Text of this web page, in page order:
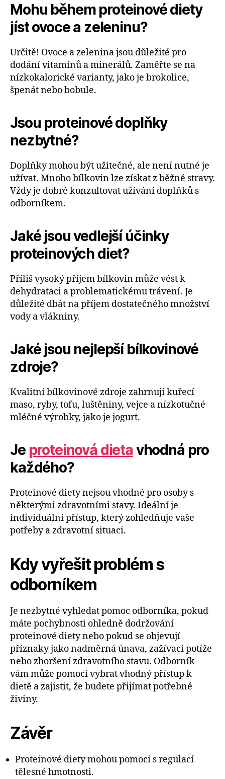
Mohu během proteinové diety
jíst ovoce a zeleninu?
Určitě! Ovoce a zelenina jsou důležité pro
dodání vitamínů a minerálů. Zaměřte se na
nízkokalorické varianty, jako je brokolice,
špenát nebo bobule.
Jsou proteinové doplňky
nezbytné?
Doplňky mohou být užitečné, ale není nutné je
užívat. Mnoho bílkovin lze získat z běžné stravy.
Vždy je dobré konzultovat užívání doplňků s
odborníkem.
Jaké jsou vedlejší účinky
proteinových diet?
Příliš vysoký příjem bílkovin může vést k
dehydrataci a problematickému trávení. Je
důležité dbát na příjem dostatečného množství
vody a vlákniny.
Jaké jsou nejlepší bílkovinové
zdroje?
Kvalitní bílkovinové zdroje zahrnují kuřecí
maso, ryby, tofu, luštěniny, vejce a nízkotučné
mléčné výrobky, jako je jogurt.
Je proteinová dieta vhodná pro
každého?
Proteinové diety nejsou vhodné pro osoby s
některými zdravotními stavy. Ideální je
individuální přístup, který zohledňuje vaše
potřeby a zdravotní situaci.
Kdy vyřešit problém s
odborníkem
Je nezbytné vyhledat pomoc odborníka, pokud
máte pochybnosti ohledně dodržování
proteinové diety nebo pokud se objevují
příznaky jako nadměrná únava, zažívací potíže
nebo zhoršení zdravotního stavu. Odborník
vám může pomoci vybrat vhodný přístup k
dietě a zajistit, že budete přijímat potřebné
živiny.
Závěr
Proteinové diety mohou pomoci s regulací
tělesné hmotnosti.